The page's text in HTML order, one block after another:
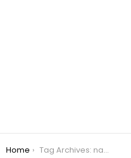
You are here:
Home Tag Archives: nagymama vers